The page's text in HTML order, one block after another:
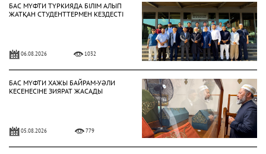
БАС МҮФТИ ТҮРКИЯДА БІЛІМ АЛЫП
ЖАТҚАН СТУДЕНТТЕРМЕН КЕЗДЕСТІ
06.08.2026 1032
БАС МҮФТИ ХАЖЫ БАЙРАМ-УӘЛИ
КЕСЕНЕСІНЕ ЗИЯРАТ ЖАСАДЫ
05.08.2026 779